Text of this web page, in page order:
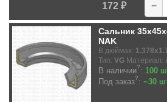
172 ₽ −
Сальник
NAK
В дюймах:
Тип: VG Материал:
В наличии?: 100
Под заказ?: ~30